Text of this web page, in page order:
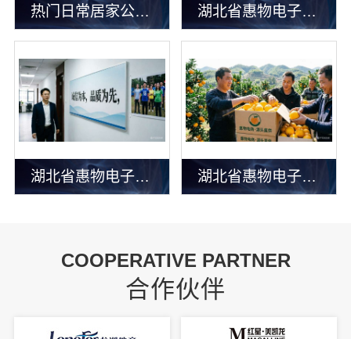
热门日常居家公司价格 湖北省惠物电子商务有限公司为您精打细算 湖北省惠物电子商务有限公司：优惠数码家电工具价格指南
湖北省惠物电子商务有限公司：2025母婴用品平台推荐 湖北省惠物电子商务有限公司高效生鲜食品服务商价格
COOPERATIVE PARTNER
合作伙伴